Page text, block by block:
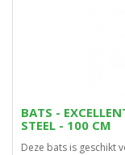
BATS -
STEEL - 100 CM
Deze bats is geschikt